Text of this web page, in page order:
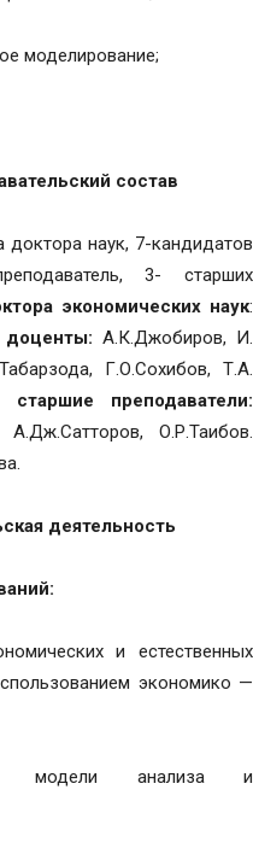
моделирование;
состав
наук, 7-кандидатов
3- старших
экономических наук:
доценты: А.К.Джобиров, И.
Г.О.Сохибов, Т.А.
старшие преподаватели:
О.Р.Таибов.
деятельность
и естественных
экономико —
модели анализа и